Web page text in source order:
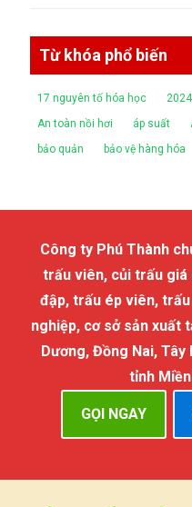
Từ khóa phổ biến
17 nguyên tố hóa học 2024
An toàn nồi hơi
áp suất
bảo quản
bảo vệ hàng hóa
Công ty Phú Thành
trấu viên, củi trấu
đập, trấu ép viên,
nghiệp, cơ sở sản xuất
Dương, Đồng Nai, Tây
tỉnh
GỌI NGAY